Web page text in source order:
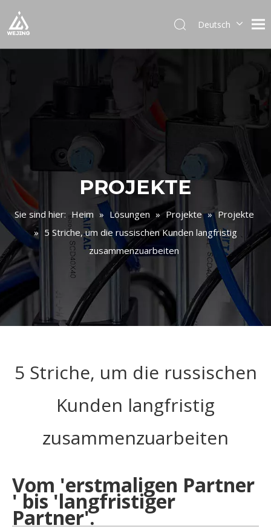
Deutsch
Pусский
Português
Italiano
日本語
한국어
PROJEKTE
Sie sind hier: Heim » Lösungen » Projekte » Projekte
» 5 Striche, um die russischen Kunden langfristig
zusammenzuarbeiten
5 Striche, um die russischen
Kunden langfristig
zusammenzuarbeiten
Vom 'erstmaligen Partner
' bis 'langfristiger
Partner'.